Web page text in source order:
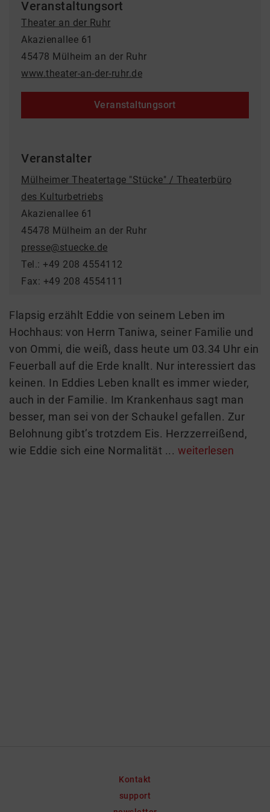
Veranstaltungsort
Theater an der Ruhr
Akazienallee 61
45478 Mülheim an der Ruhr
www.theater-an-der-ruhr.de
Veranstaltungsort
Veranstalter
Mülheimer Theatertage "Stücke" / Theaterbüro
des Kulturbetriebs
Akazienallee 61
45478 Mülheim an der Ruhr
presse@stuecke.de
Tel.: +49 208 4554112
Fax: +49 208 4554111
Flapsig erzählt Eddie von seinem Leben im
Hochhaus: von Herrn Taniwa, seiner Familie und
von Ommi, die weiß, dass heute um 03.34 Uhr ein
Feuerball auf die Erde knallt. Nur interessiert das
keinen. In Eddies Leben knallt es immer wieder,
auch in der Familie. Im Krankenhaus sagt man
besser, man sei von der Schaukel gefallen. Zur
Belohnung gibt’s trotzdem Eis. Herzzerreißend,
wie Eddie sich eine Normalität ... weiterlesen
Kontakt
support